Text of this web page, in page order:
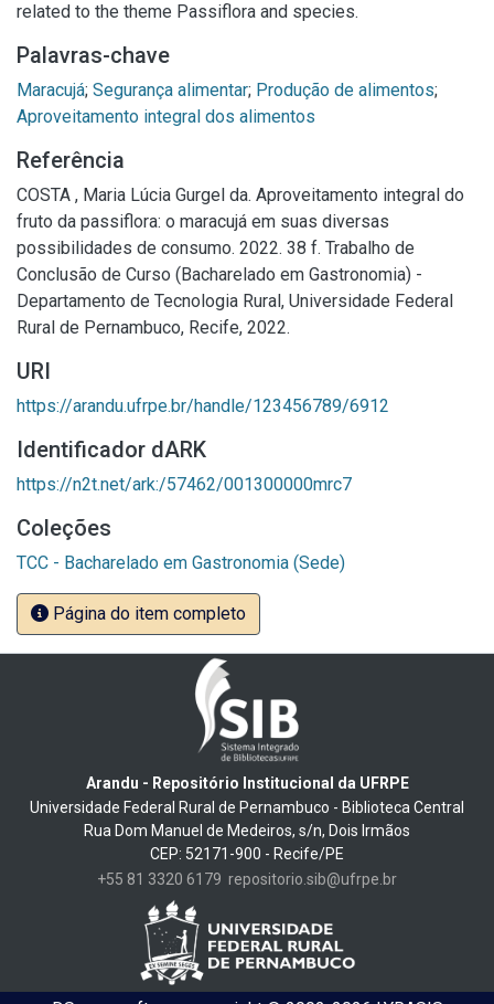
related to the theme Passiflora and species.
Palavras-chave
Maracujá; Segurança alimentar; Produção de alimentos;
Aproveitamento integral dos alimentos
Referência
COSTA , Maria Lúcia Gurgel da. Aproveitamento integral do
fruto da passiflora: o maracujá em suas diversas
possibilidades de consumo. 2022. 38 f. Trabalho de
Conclusão de Curso (Bacharelado em Gastronomia) -
Departamento de Tecnologia Rural, Universidade Federal
Rural de Pernambuco, Recife, 2022.
URI
https://arandu.ufrpe.br/handle/123456789/6912
Identificador dARK
https://n2t.net/ark:/57462/001300000mrc7
Coleções
TCC - Bacharelado em Gastronomia (Sede)
Página do item completo
Arandu - Repositório Institucional da UFRPE
Universidade Federal Rural de Pernambuco - Biblioteca Central
Rua Dom Manuel de Medeiros, s/n, Dois Irmãos
CEP: 52171-900 - Recife/PE
+55 81 3320 6179 repositorio.sib@ufrpe.br